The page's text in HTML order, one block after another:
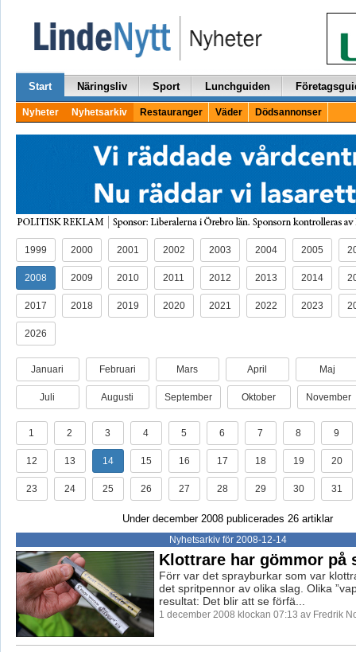
Start Näringsliv Sport Lunchguiden
Nyheter Nyhetsarkiv Restauranger Väder Dödsannonser
1999 2000 2001 2002 2003 2004 2005
2008 2009 2010 2011 2012 2013 2014
2017 2018 2019 2020 2021 2022 2023
2026
Januari Februari Mars April Maj
Juli Augusti September Oktober November
1 2 3 4 5 6 7 8 9
12 13 14 15 16 17 18 19 20
23 24 25 26 27 28 29 30 31
Under december 2008 publicerades 26 artiklar
Nyhetsarkiv för 2008-12-14
Klottrare har gömmor på
Förr var det sprayburkar som var
det spritpennor av olika slag. Olika
resultat: Det blir att se förfä...
1 december 2008 klockan 07:13 av Fredrik